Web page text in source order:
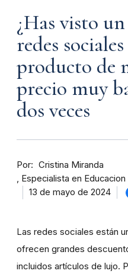
¿Has visto
redes
producto de
precio muy
dos veces
Por
Cristina Miranda
Especialista en
13 de mayo de 2024
Las redes sociales están
ofrecen grandes
incluidos artículos de lujo.